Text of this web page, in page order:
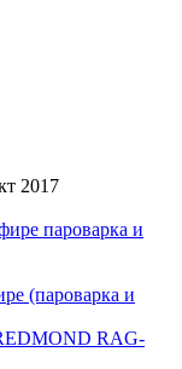
2017
(пароварка и